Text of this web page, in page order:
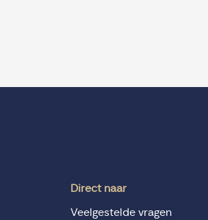
Direct naar
Veelgestelde vragen